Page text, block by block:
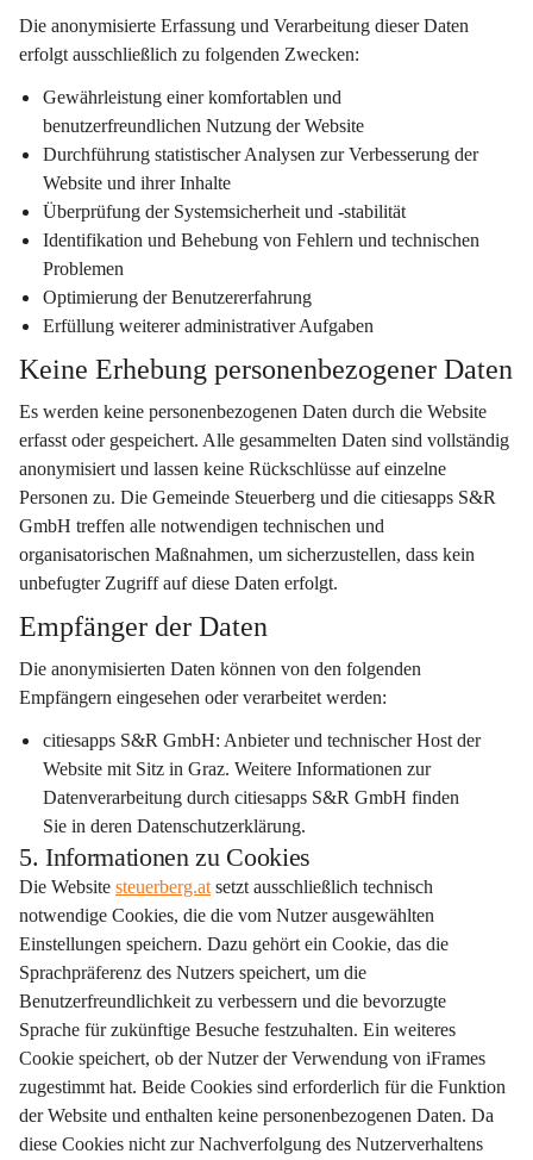
Die anonymisierte Erfassung und Verarbeitung dieser Daten
erfolgt ausschließlich zu folgenden Zwecken:
Gewährleistung einer komfortablen und
benutzerfreundlichen Nutzung der Website
Durchführung statistischer Analysen zur Verbesserung der
Website und ihrer Inhalte
Überprüfung der Systemsicherheit und -stabilität
Identifikation und Behebung von Fehlern und technischen
Problemen
Optimierung der Benutzererfahrung
Erfüllung weiterer administrativer Aufgaben
Keine Erhebung personenbezogener Daten
Es werden keine personenbezogenen Daten durch die Website
erfasst oder gespeichert. Alle gesammelten Daten sind vollständig
anonymisiert und lassen keine Rückschlüsse auf einzelne
Personen zu. Die Gemeinde Steuerberg und die citiesapps S&R
GmbH treffen alle notwendigen technischen und
organisatorischen Maßnahmen, um sicherzustellen, dass kein
unbefugter Zugriff auf diese Daten erfolgt.
Empfänger der Daten
Die anonymisierten Daten können von den folgenden
Empfängern eingesehen oder verarbeitet werden:
citiesapps S&R GmbH: Anbieter und technischer Host der
Website mit Sitz in Graz. Weitere Informationen zur
Datenverarbeitung durch citiesapps S&R GmbH finden
Sie in deren Datenschutzerklärung.
5. Informationen zu Cookies
Die Website steuerberg.at setzt ausschließlich technisch
notwendige Cookies, die die vom Nutzer ausgewählten
Einstellungen speichern. Dazu gehört ein Cookie, das die
Sprachpräferenz des Nutzers speichert, um die
Benutzerfreundlichkeit zu verbessern und die bevorzugte
Sprache für zukünftige Besuche festzuhalten. Ein weiteres
Cookie speichert, ob der Nutzer der Verwendung von iFrames
zugestimmt hat. Beide Cookies sind erforderlich für die Funktion
der Website und enthalten keine personenbezogenen Daten. Da
diese Cookies nicht zur Nachverfolgung des Nutzerverhaltens